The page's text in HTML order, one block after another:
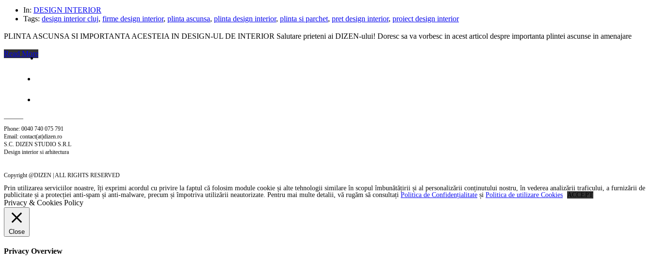
In: DESIGN INTERIOR
Tags: design interior cluj, firme design interior, plinta ascunsa, plinta design interior, plinta si parchet, pret design interior, proiect design interior
PLINTA ASCUNSA SI IMPORTANTA ACESTEIA IN DESIGN-UL DE INTERIOR Salutare prieteni ai DIZEN-ului! Doresc sa va vorbesc in acest articol despre importanta plintei ascunse in amenajare
Read More
Phone: 0040 740 075 791
Email: contact(at)dizen.ro
S.C. DIZEN STUDIO S.R.L
Design interior si arhitectura
Copyright @DIZEN | ALL RIGHTS RESERVED
Prin utilizarea serviciilor noastre, îți exprimi acordul cu privire la faptul că folosim module cookie și alte tehnologii similare în scopul îmbunătățirii și al personalizării conținutului nostru, în vederea analizării traficului, a furnizării de
publicitate și a protecției anti-spam și anti-malware, precum și împotriva utilizării neautorizate. Pentru mai multe detalii, vă rugăm să consultați Politica de Confidențialitate și Politica de utilizare Cookies ACCEPT
Privacy & Cookies Policy
Close
Privacy Overview